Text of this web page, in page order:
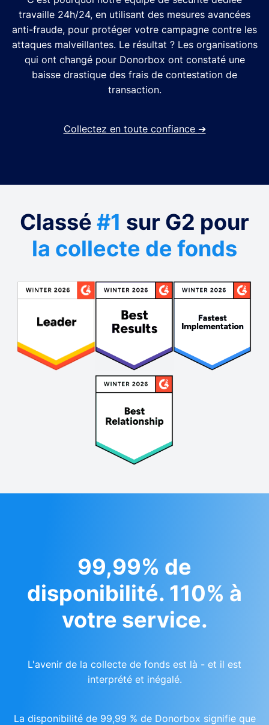
travaille 24h/24, en utilisant des mesures avancées
anti-fraude, pour protéger votre campagne contre les
attaques malveillantes. Le résultat ? Les organisations
qui ont changé pour Donorbox ont constaté une
baisse drastique des frais de contestation de
transaction.
Collectez en toute confiance ➔
Classé #1 sur G2 pour
la collecte de fonds
99,99% de
disponibilité. 110% à
votre service.
L'avenir de la collecte de fonds est là - et il est
interprété et inégalé.
La disponibilité de 99,99 % de Donorbox signifie que